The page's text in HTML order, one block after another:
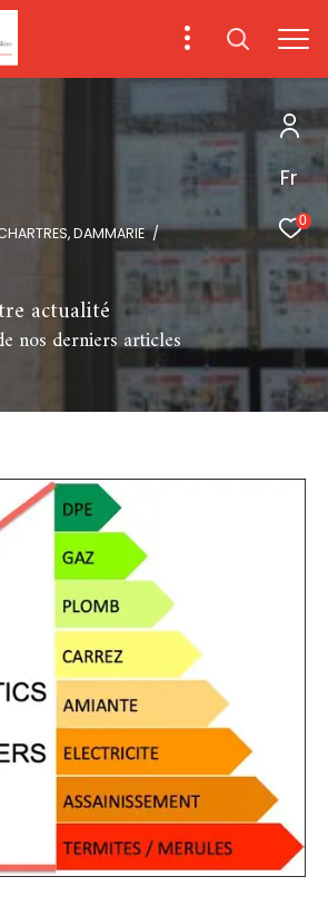
Fr
0
DAMMARIE
actualité
nos derniers articles